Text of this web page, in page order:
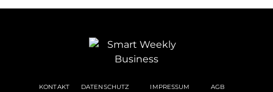
KONTAKT DATENSCHUTZ IMPRESSUM AGB